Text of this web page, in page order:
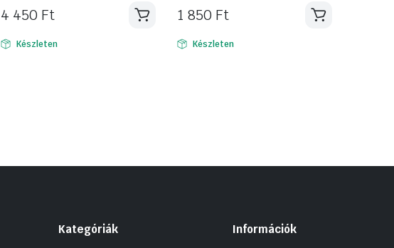
4 450 Ft
Készleten
1 850 Ft
Készleten
Kategóriák Információk